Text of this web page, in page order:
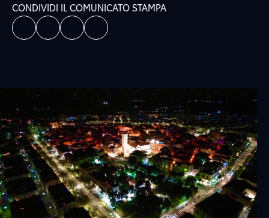
CONDIVIDI IL COMUNICATO STAMPA